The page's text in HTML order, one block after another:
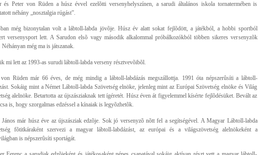
és Peter von Rüden a húsz évvel ezelõtti versenyhelyszínen, a sarudi általános iskola tornatermében is
néhány „nosztalgia rúgást”.
még bizonytalan volt a lábtoll-labda jövõje. Húsz év alatt sokat fejlõdött, a játékból, a hobbi sportból
versenysport lett. A Sarudon elsõ vagy második alkalommal próbálkozókból többen sikeres versenyzõk
Néhányan még ma is játszanak.
mi lett az 1993-as surudi lábtoll-labda verseny résztvevõibõl.
von Rüden már 66 éves, de még mindig a lábtoll-labdázás megszállottja. 1991 óta népszerûsíti a lábtoll-
Sokáig mint a Német Lábtoll-labda Szövetség elnöke, jelenleg mint az Európai Szövetség elnöke és Világ
alelnöke. Betartotta az újszásziaknak tett ígéretét. Húsz éven át figyelemmel kísérte fejlõdésüket. Bevált az
is, hogy szorgalmas edzéssel a kínaiak is legyõzhetõk.
János már húsz éve az újszásziak edzõje. Sok jó versenyzõ nõtt fel a segítségével. A Magyar Lábtoll-labda
fõtitkáraként szervezi a magyar lábtoll-labdázást, az európai és a világszövetség alelnökeként a
is népszerûsíti sportágát.